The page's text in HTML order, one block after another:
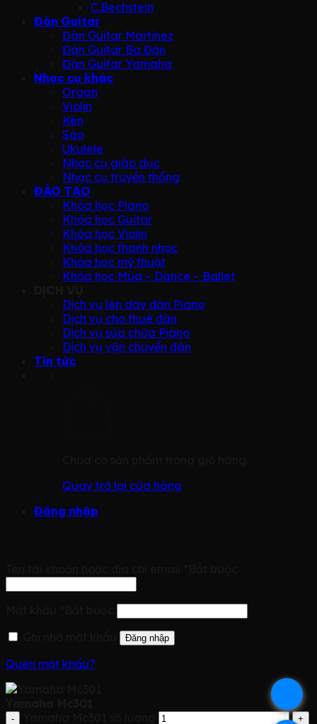
C.Bechstein
Đàn Guitar
Đàn Guitar Martinez
Đàn Guitar Ba Đờn
Đàn Guitar Yamaha
Nhạc cụ khác
Organ
Violin
Kèn
Sáo
Ukulele
Nhạc cụ giáo dục
Nhạc cụ truyền thống
ĐÀO TẠO
Khóa học Piano
Khóa học Guitar
Khóa học Violin
Khóa học thanh nhạc
Khóa học mỹ thuật
Khóa học Múa – Dance – Ballet
Dịch vụ lên dây đàn Piano
Dịch vụ cho thuê đàn
Dịch vụ sửa chữa Piano
Dịch vụ vận chuyển đàn
Tin tức
Quay trở lại cửa hàng
Đăng nhập
Đăng nhập
Quên mật khẩu?